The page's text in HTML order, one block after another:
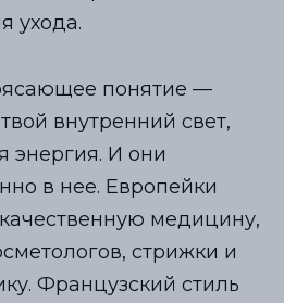
ухода.
понятие —
внутренний свет,
энергия. И они
в нее. Европейки
медицину,
стрижки и
Французский стиль